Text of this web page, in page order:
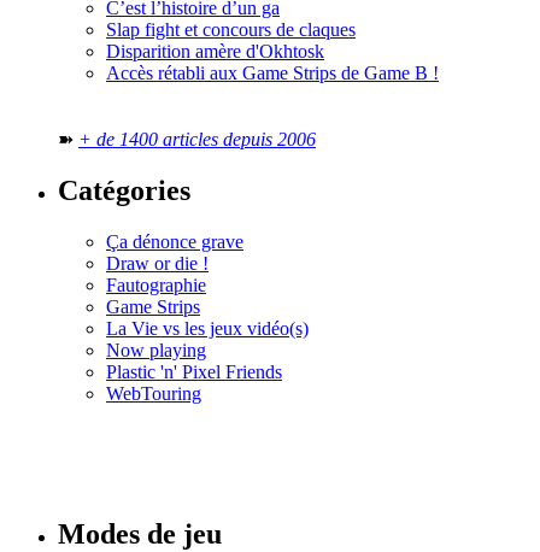
C’est l’histoire d’un ga
Slap fight et concours de claques
Disparition amère d'Okhtosk
Accès rétabli aux Game Strips de Game B !
➽ + de 1400 articles depuis 2006
Catégories
Ça dénonce grave
Draw or die !
Fautographie
Game Strips
La Vie vs les jeux vidéo(s)
Now playing
Plastic 'n' Pixel Friends
WebTouring
Modes de jeu